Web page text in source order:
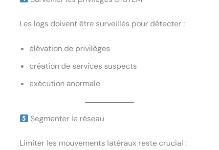
Les logs doivent être surveillés pour détecter :
élévation de privilèges
création de services suspects
exécution anormale
Segmenter le réseau
Limiter les mouvements latéraux reste crucial :